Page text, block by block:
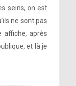
seins, on est
ne sont pas
affiche, après
et là je